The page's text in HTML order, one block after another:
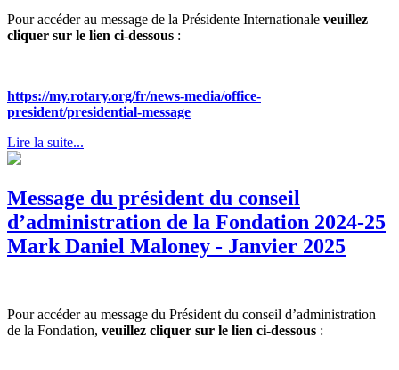
Pour accéder au message de la Présidente Internationale veuillez
cliquer sur le lien ci-dessous :
https://my.rotary.org/fr/news-media/office-
president/presidential-message
Lire la suite...
Message du président du conseil
d’administration de la Fondation 2024-25
Mark Daniel Maloney - Janvier 2025
Pour accéder au message du Président du conseil d’administration
de la Fondation, veuillez cliquer sur le lien ci-dessous :